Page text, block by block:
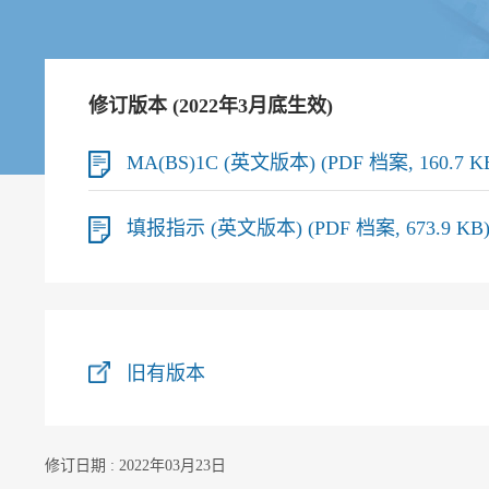
修订版本 (2022年3月底生效)
MA(BS)1C (英文版本) (PDF 档案, 160.7
填报指示 (英文版本) (PDF 档案, 673.9 KB)
旧有版本
修订日期 : 2022年03月23日